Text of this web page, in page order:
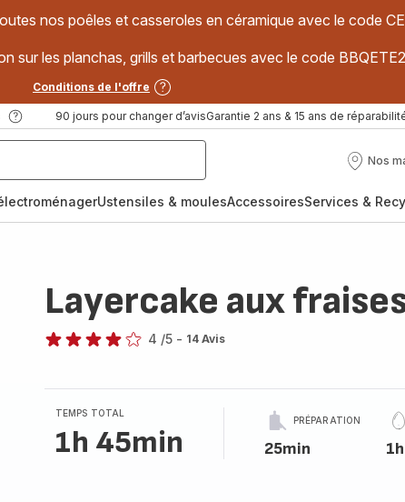
nos poêles et casseroles en céramique avec le code
sur les planchas, grills et barbecues avec le code
Conditions de l'offre
90 jours pour changer d’avisGarantie 2 ans & 15 ans de
Nos
Nos
Ustensiles & moulesAccessoiresServices &
Layercake aux
étoiles
(moyenne)
4 /5 - 14 Avis
TEMPS TOTAL
1h 45min
PRÉPARATION
25min